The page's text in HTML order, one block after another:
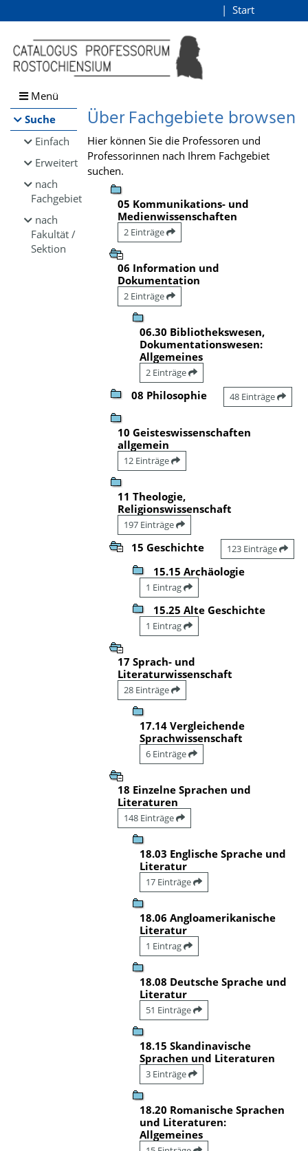
Browsen
direkt zum Inhalt
Start
Menü
Suche
Einfach
Erweitert
nach
Fachgebiet
nach
Fakultät /
Sektion
Über Fachgebiete browsen
Hier können Sie die Professoren und
Professorinnen nach Ihrem Fachgebiet
suchen.
05 Kommunikations- und
Medienwissenschaften
2 Einträge
06 Information und
Dokumentation
2 Einträge
06.30 Bibliothekswesen,
Dokumentationswesen:
Allgemeines
2 Einträge
08 Philosophie 48 Einträge
10 Geisteswissenschaften
allgemein
12 Einträge
11 Theologie,
Religionswissenschaft
197 Einträge
15 Geschichte 123 Einträge
15.15 Archäologie
1 Eintrag
15.25 Alte Geschichte
1 Eintrag
17 Sprach- und
Literaturwissenschaft
28 Einträge
17.14 Vergleichende
Sprachwissenschaft
6 Einträge
18 Einzelne Sprachen und
Literaturen
148 Einträge
18.03 Englische Sprache und
Literatur
17 Einträge
18.06 Angloamerikanische
Literatur
1 Eintrag
18.08 Deutsche Sprache und
Literatur
51 Einträge
18.15 Skandinavische
Sprachen und Literaturen
3 Einträge
18.20 Romanische Sprachen
und Literaturen:
Allgemeines